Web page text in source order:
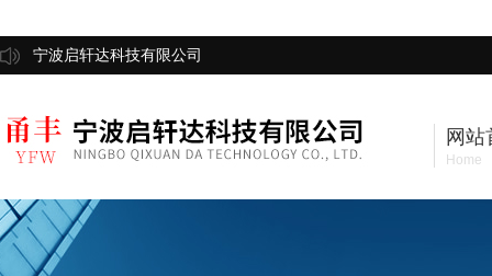
宁波启轩达科技有限公司
网站
Home